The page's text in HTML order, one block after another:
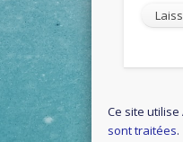
Ce site
sont traitées.